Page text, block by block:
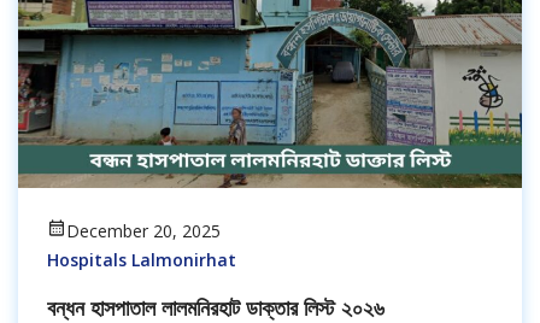
December 20, 2025
Hospitals Lalmonirhat
বন্ধন হাসপাতাল লালমনিরহাট ডাক্তার লিস্ট ২০২৬